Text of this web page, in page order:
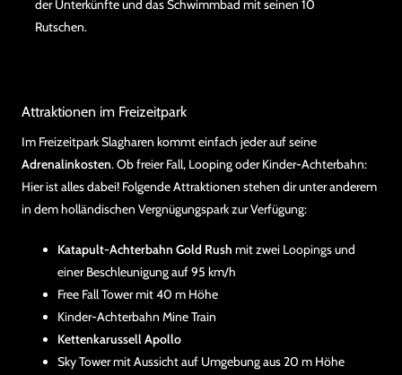
der Unterkünfte und das Schwimmbad mit seinen 10
Rutschen.
Attraktionen im Freizeitpark
Im Freizeitpark Slagharen kommt einfach jeder auf seine
Adrenalinkosten. Ob freier Fall, Looping oder Kinder-Achterbahn:
Hier ist alles dabei! Folgende Attraktionen stehen dir unter anderem
in dem holländischen Vergnügungspark zur Verfügung:
Katapult-Achterbahn Gold Rush mit zwei Loopings und
einer Beschleunigung auf 95 km/h
Free Fall Tower mit 40 m Höhe
Kinder-Achterbahn Mine Train
Kettenkarussell Apollo
Sky Tower mit Aussicht auf Umgebung aus 20 m Höhe